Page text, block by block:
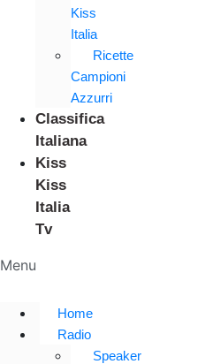
Kiss
Italia
Ricette
Campioni
Azzurri
Classifica
Italiana
Kiss
Kiss
Italia
Tv
Menu
Home
Radio
Speaker